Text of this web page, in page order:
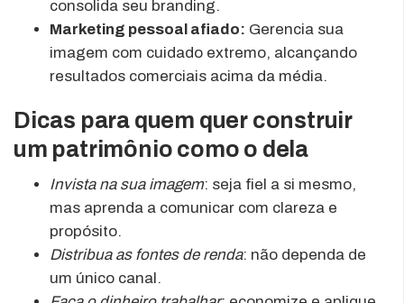
consolida seu branding.
Marketing pessoal afiado: Gerencia sua
imagem com cuidado extremo, alcançando
resultados comerciais acima da média.
Dicas para quem quer construir
um patrimônio como o dela
Invista na sua imagem: seja fiel a si mesmo,
mas aprenda a comunicar com clareza e
propósito.
Distribua as fontes de renda: não dependa de
um único canal.